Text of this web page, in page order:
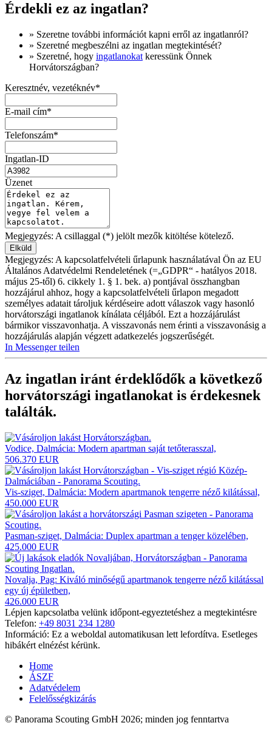
Érdekli ez az ingatlan?
» Szeretne további információt kapni erről az ingatlanról?
» Szeretné megbeszélni az ingatlan megtekintését?
» Szeretné, hogy ingatlanokat keressünk Önnek
Horvátországban?
Keresztnév, vezetéknév*
E-mail cím*
Telefonszám*
Ingatlan-ID
Üzenet
Megjegyzés: A csillaggal (*) jelölt mezők kitöltése kötelező.
Megjegyzés: A kapcsolatfelvételi űrlapunk használatával Ön az EU
Általános Adatvédelmi Rendeletének (=„GDPR“ - hatályos 2018.
május 25-től) 6. cikkely 1. § 1. bek. a) pontjával összhangban
hozzájárul ahhoz, hogy a kapcsolatfelvételi űrlapon megadott
személyes adatait tároljuk kérdéseire adott válaszok vagy hasonló
horvátországi ingatlanok kínálata céljából. Ezt a hozzájárulást
bármikor visszavonhatja. A visszavonás nem érinti a visszavonásig a
hozzájárulás alapján végzett adatkezelés jogszerűségét.
In Messenger teilen
Az ingatlan iránt érdeklődők a következő
horvátországi ingatlanokat is érdekesnek
találták.
Vodice, Dalmácia: Modern apartman saját tetőterasszal,
506.370 EUR
Vis-sziget, Dalmácia: Modern apartmanok tengerre néző kilátással,
450.000 EUR
Pasman-sziget, Dalmácia: Duplex apartman a tenger közelében,
425.000 EUR
Novalja, Pag: Kiváló minőségű apartmanok tengerre néző kilátással
egy új épületben,
426.000 EUR
Lépjen kapcsolatba velünk időpont-egyeztetéshez a megtekintésre
Telefon: +49 8031 234 1280
Információ: Ez a weboldal automatikusan lett lefordítva. Esetleges
hibákért elnézést kérünk.
Home
ÁSZF
Adatvédelem
Felelősségkizárás
© Panorama Scouting GmbH 2026; minden jog fenntartva